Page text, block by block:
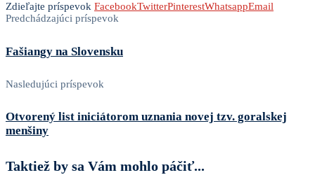
Zdieľajte príspevok FacebookTwitterPinterestWhatsappEmail
Predchádzajúci príspevok
Fašiangy na Slovensku
Nasledujúci príspevok
Otvorený list iniciátorom uznania novej tzv. goralskej
menšiny
Taktiež by sa Vám mohlo páčiť...